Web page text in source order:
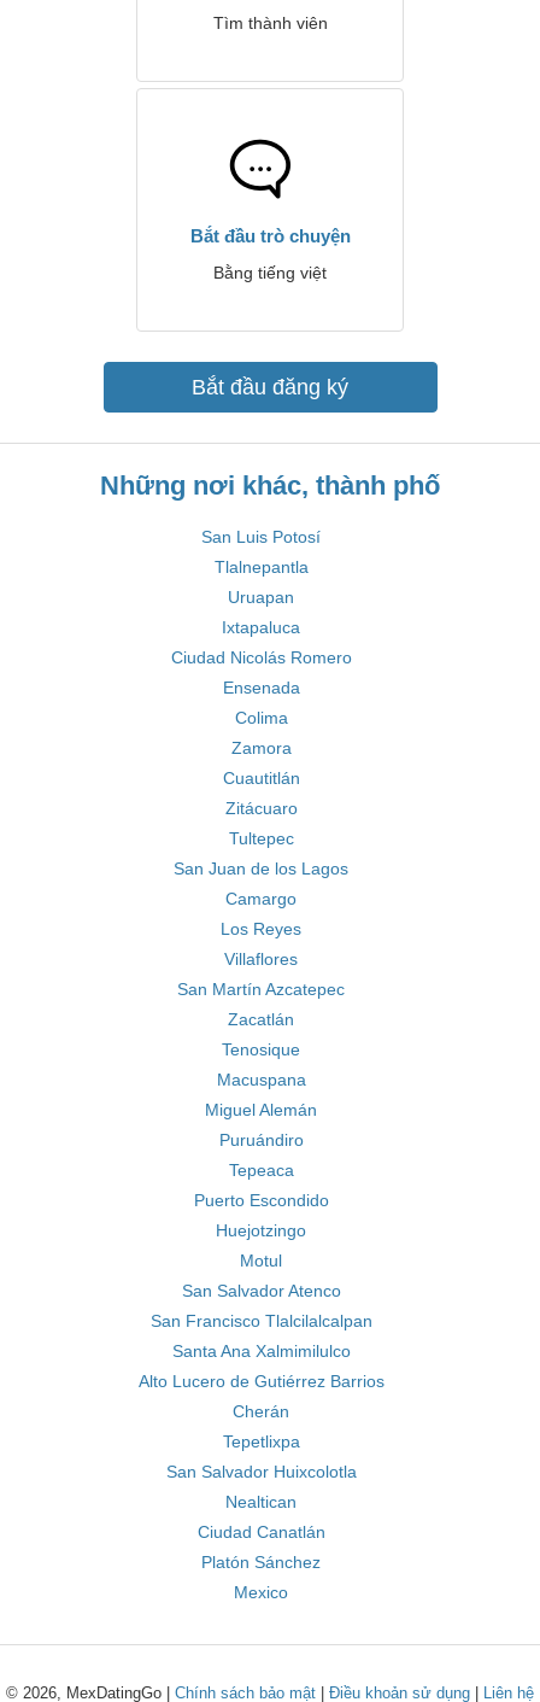
Tìm thành viên
Bắt đầu trò chuyện
Bằng tiếng việt
Bắt đầu đăng ký
Những nơi khác, thành phố
San Luis Potosí
Tlalnepantla
Uruapan
Ixtapaluca
Ciudad Nicolás Romero
Ensenada
Colima
Zamora
Cuautitlán
Zitácuaro
Tultepec
San Juan de los Lagos
Camargo
Los Reyes
Villaflores
San Martín Azcatepec
Zacatlán
Tenosique
Macuspana
Miguel Alemán
Puruándiro
Tepeaca
Puerto Escondido
Huejotzingo
Motul
San Salvador Atenco
San Francisco Tlalcilalcalpan
Santa Ana Xalmimilulco
Alto Lucero de Gutiérrez Barrios
Cherán
Tepetlixpa
San Salvador Huixcolotla
Nealtican
Ciudad Canatlán
Platón Sánchez
Mexico
© 2026, MexDatingGo | Chính sách bảo mật Điều khoản sử dụng Liên hệ